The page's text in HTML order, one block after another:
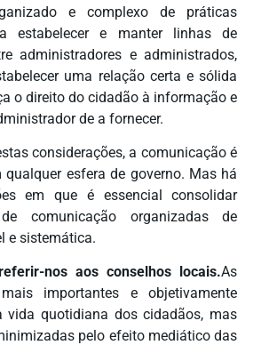
e complexo de práticas
estabelecer e manter linhas de
administradores e administrados,
uma relação certa e sólida
o direito do cidadão à informação e
de a fornecer.
considerações, a comunicação é
qualquer esfera de governo. Mas há
em que é essencial consolidar
comunicação organizadas de
e sistemática.
nos aos conselhos locais.As
importantes e objetivamente
vida quotidiana dos cidadãos, mas
pelo efeito mediático das